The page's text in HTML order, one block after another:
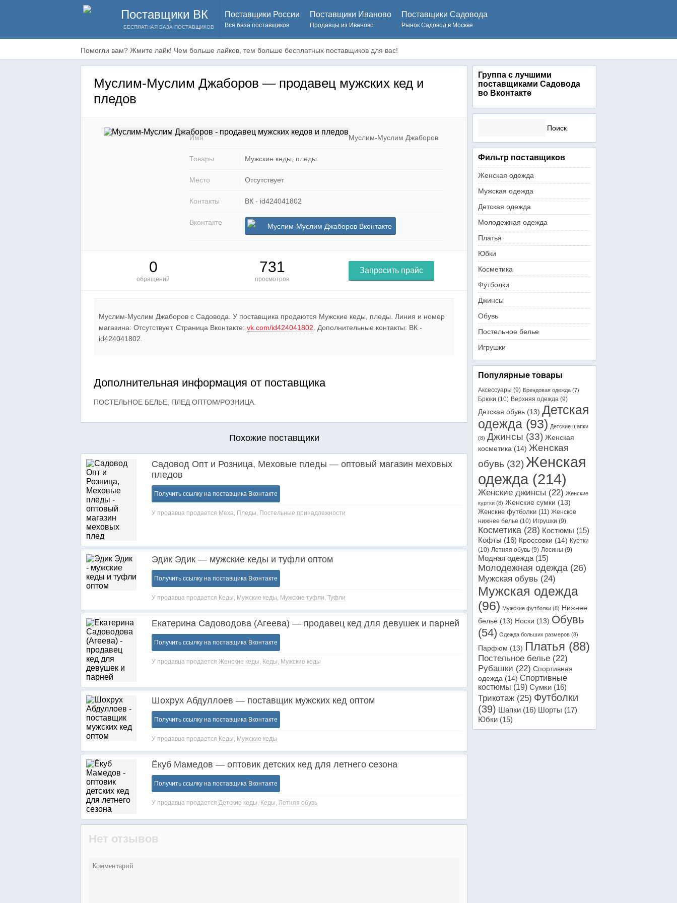
Поставщики ВК
БЕСПЛАТНАЯ БАЗА ПОСТАВЩИКОВ
Поставщики России
Вся база поставщиков
Поставщики Иваново
Продавцы из Иваново
Поставщики Садовода
Рынок Садовод в Москве
Помогли вам? Жмите лайк! Чем больше лайков, тем больше бесплатных поставщиков для вас!
Муслим-Муслим Джаборов — продавец мужских кед и
пледов
Имя Муслим-Муслим Джаборов
Товары Мужские кеды, пледы.
Место Отсутствует
Контакты ВК - id424041802
Вконтакте Муслим-Муслим Джаборов Вконтакте
0
обращений
731
просмотров
Запросить прайс
Муслим-Муслим Джаборов c Садовода. У поставщика продаются Мужские кеды, пледы. Линия и номер
магазина: Отсутствует. Страница Вконтакте: vk.com/id424041802 . Дополнительные контакты: ВК -
id424041802.
Дополнительная информация от поставщика
ПОСТЕЛЬНОЕ БЕЛЬЕ, ПЛЕД ОПТОМ/РОЗНИЦА.
Похожие поставщики
Caдовод Опт и Розница, Меховые пледы — оптовый магазин меховых
пледов
Получить ссылку на поставщика Вконтакте
У продавца продается Меха, Пледы, Постельные принадлежности
Эдик Эдик — мужские кеды и туфли оптом
Получить ссылку на поставщика Вконтакте
У продавца продается Кеды, Мужские кеды, Мужские туфли, Туфли
Екатерина Садоводова (Агеева) — продавец кед для девушек и парней
Получить ссылку на поставщика Вконтакте
У продавца продается Женские кеды, Кеды, Мужские кеды
Шохрух Абдуллоев — поставщик мужских кед оптом
Получить ссылку на поставщика Вконтакте
У продавца продается Кеды, Мужские кеды
Ёкуб Мамедов — оптовик детских кед для летнего сезона
Получить ссылку на поставщика Вконтакте
У продавца продается Детские кеды, Кеды, Летняя обувь
Нет отзывов
Группа с лучшими
поставщиками Садовода
во Вконтакте
Фильтр поставщиков
Женская одежда
Мужская одежда
Детская одежда
Молодежная одежда
Платья
Юбки
Косметика
Футболки
Джинсы
Обувь
Постельное белье
Игрушки
Популярные товары
Аксессуары (9) Брендовая одежда (7)
Брюки (10) Верхняя одежда (9)
Детская обувь (13) Детская
одежда (93) Детские шапки
(8) Джинсы (33) Женская
косметика (14) Женская
обувь (32) Женская
одежда (214)
Женские джинсы (22) Женские
куртки (8) Женские сумки (13)
Женские футболки (11) Женское
нижнее белье (10) Игрушки (9)
Косметика (28) Костюмы (15)
Кофты (16) Кроссовки (14) Куртки
(10) Летняя обувь (9) Лосины (9)
Модная одежда (15)
Молодежная одежда (26)
Мужская обувь (24)
Мужская одежда
(96) Мужские футболки (8) Нижнее
белье (13) Носки (13) Обувь
(54) Одежда больших размеров (8)
Парфюм (13) Платья (88)
Постельное белье (22)
Рубашки (22) Спортивная
одежда (14) Спортивные
костюмы (19) Сумки (16)
Трикотаж (25) Футболки
(39) Шапки (16) Шорты (17)
Юбки (15)